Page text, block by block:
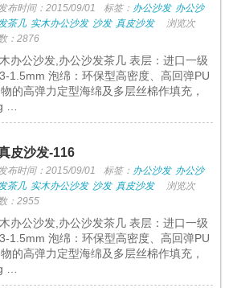
布时间：2015/09/01 标签： 办公沙发 办公沙
茶几 实木办公沙发 沙发 真皮沙发
浏览次
：2876
办公沙发,办公沙发茶几 表层：进口一级
1.5mm 泡绵：环保型高密度、高回弹PU
的高弹力定型海绵及多层丝棉作填充，
…
皮沙发-116
布时间：2015/09/01 标签： 办公沙发 办公沙
茶几 实木办公沙发 沙发 真皮沙发
浏览次
：2955
办公沙发,办公沙发茶几 表层：进口一级
1.5mm 泡绵：环保型高密度、高回弹PU
的高弹力定型海绵及多层丝棉作填充，
…